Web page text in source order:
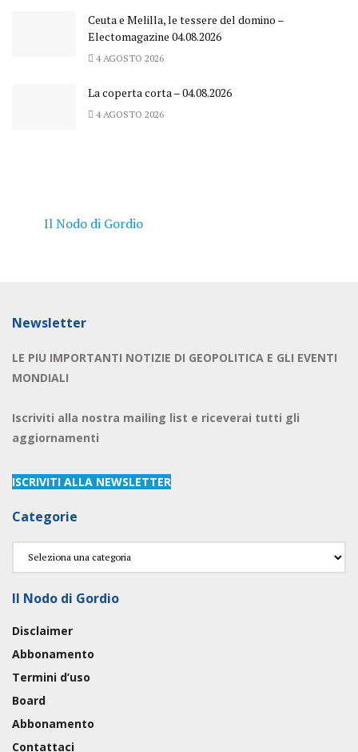
Ceuta e Melilla, le tessere del domino –
Electomagazine 04.08.2026
4 AGOSTO 2026
La coperta corta – 04.08.2026
4 AGOSTO 2026
Il Nodo di Gordio
Newsletter
LE PIU IMPORTANTI NOTIZIE DI GEOPOLITICA E GLI EVENTI
MONDIALI
Iscriviti alla nostra mailing list e riceverai tutti gli
aggiornamenti
ISCRIVITI ALLA NEWSLETTER
Categorie
Categorie
Il Nodo di Gordio
Disclaimer
Abbonamento
Termini d’uso
Board
Abbonamento
Contattaci